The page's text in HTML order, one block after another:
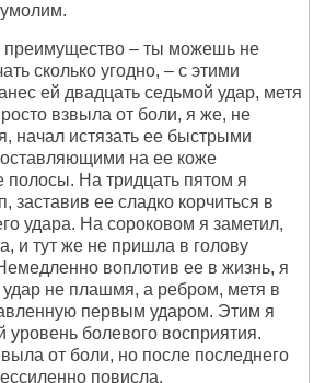
преимущество – ты можешь не
сколько угодно, – с этими
ей двадцать седьмой удар, метя
взвыла от боли, я же, не
начал истязать ее быстрыми
на ее коже
полосы. На тридцать пятом я
заставив ее сладко корчиться в
удара. На сороковом я заметил,
и тут же не пришла в голову
воплотив ее в жизнь, я
не плашмя, а ребром, метя в
первым ударом. Этим я
уровень болевого восприятия.
от боли, но после последнего
повисла.